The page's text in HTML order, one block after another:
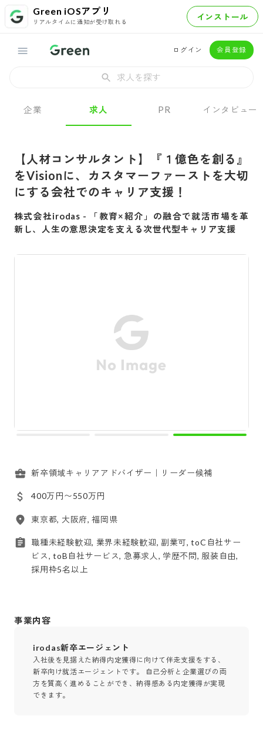
Green iOSアプリ
リアルタイムに通知が受け取れる インストール
ログイン 会員登録
求人を探す
企業 求人 PR インタビュー
【人材コンサルタント】『１億色を創る』
をVisionに、カスタマーファーストを大切
にする会社でのキャリア支援！
株式会社irodas -
「教育×紹介」の融合で就活市場を革
新し、人生の意思決定を支える次世代型キャリア支援
新卒領域キャリアアドバイザー｜リーダー候補
400万円〜550万円
東京都, 大阪府, 福岡県
職種未経験歓迎, 業界未経験歓迎, 副業可, toC自社サー
ビス, toB自社サービス, 急募求人, 学歴不問, 服装自由,
採用枠5名以上
事業内容
irodas新卒エージェント
入社後を見据えた納得内定獲得に向けて伴走支援をする、
新卒向け就活エージェントです。 自己分析と企業選びの両
方を質高く進めることができ、納得感ある内定獲得が実現
できます。